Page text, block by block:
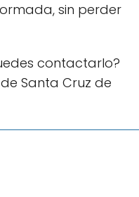
sin perder
contactarlo?
Santa Cruz de